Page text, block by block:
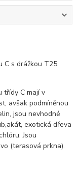
C s drážkou T25.
třídy C mají v
avšak podmíněnou
jsou nevhodné
exotická dřeva
Jsou
(terasová prkna).